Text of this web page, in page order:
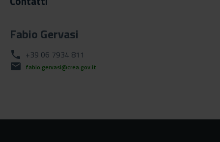
Fabio Gervasi
phone +39 06 7934 811
mail fabio.gervasi@crea.gov.it